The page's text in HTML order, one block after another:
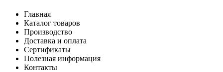
Главная
Каталог товаров
Производство
Доставка и оплата
Сертификаты
Полезная информация
Контакты